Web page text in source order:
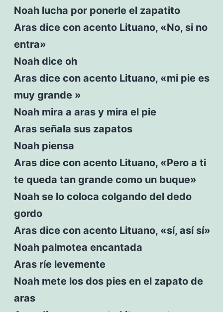
Noah lucha por ponerle el zapatito
Aras dice con acento Lituano, «No, si no
entra»
Noah dice oh
Aras dice con acento Lituano, «mi pie es
muy grande »
Noah mira a aras y mira el pie
Aras señala sus zapatos
Noah piensa
Aras dice con acento Lituano, «Pero a ti
te queda tan grande como un buque»
Noah se lo coloca colgando del dedo
gordo
Aras dice con acento Lituano, «sí, así sí»
Noah palmotea encantada
Aras ríe levemente
Noah mete los dos pies en el zapato de
aras